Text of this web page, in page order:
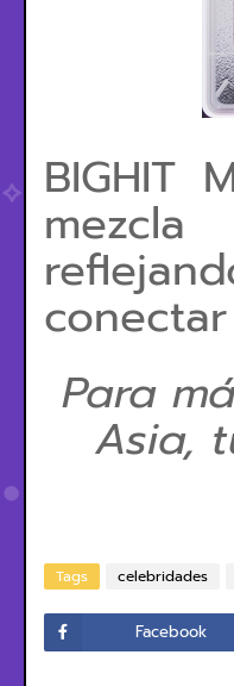
BIGHIT
Para
Asia,
Tags celebridades
Facebook